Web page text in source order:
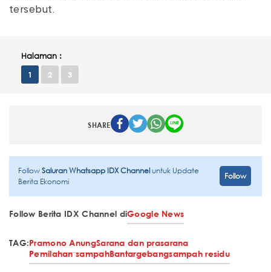
tersebut.
Halaman :
1 2 3
SHARE
FollowSaluran Whatsapp IDX Channeluntuk Update
Berita Ekonomi
Follow
Follow Berita IDX Channel diGoogle News
TAG:Pramono AnungSarana dan prasarana
Pemilahan sampahBantargebangsampah residu